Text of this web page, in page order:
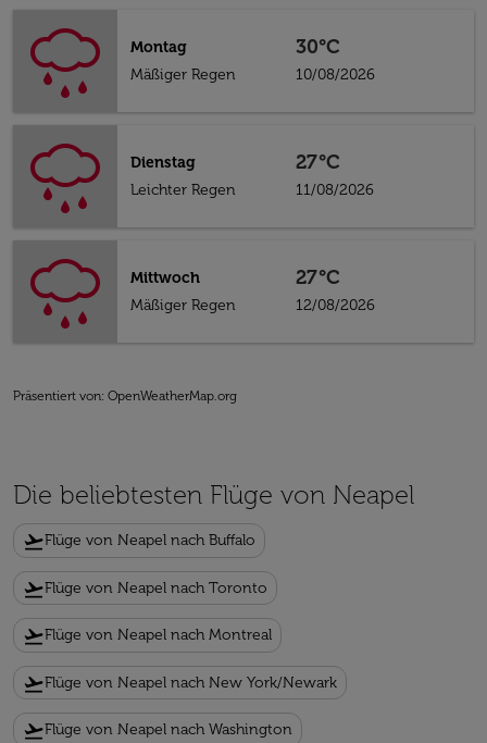
Montag
Mäßiger Regen
30°C
10/08/2026
Dienstag
Leichter Regen
27°C
11/08/2026
Mittwoch
Mäßiger Regen
27°C
12/08/2026
Präsentiert von: OpenWeatherMap.org
Die beliebtesten Flüge von Neapel
flight_takeoffFlüge von Neapel nach Buffalo
flight_takeoffFlüge von Neapel nach Toronto
flight_takeoffFlüge von Neapel nach Montreal
flight_takeoffFlüge von Neapel nach New York/Newark
flight_takeoffFlüge von Neapel nach Washington